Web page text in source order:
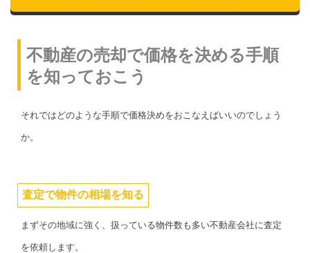
不動産の売却で価格を決める手順
を知っておこう
それではどのような手順で価格決めをおこなえばいいのでしょう
か。
査定で物件の相場を知る
まずその地域に強く、扱っている物件数も多い不動産会社に査定
を依頼します。